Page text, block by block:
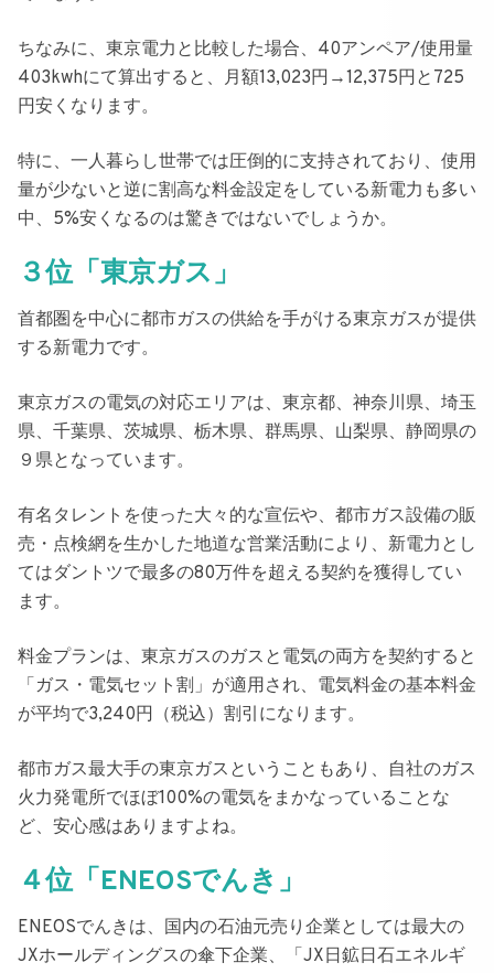
ちなみに、 東京電力と比較した場合、40アンペア/使用量
403kwhにて算出すると、月額13,023円→12,375円と725
円安くなります。
特に、一人暮らし世帯では圧倒的に支持されており、使用
量が少ないと逆に割高な料金設定をしている新電力も多い
中、5%安くなるのは驚きではないでしょうか。
３位「東京ガス」
首都圏を中心に都市ガスの供給を手がける東京ガスが提供
する新電力です。
東京ガスの電気の対応エリアは、東京都、神奈川県、埼玉
県、千葉県、茨城県、栃木県、群馬県、山梨県、静岡県の
９県となっています。
有名タレントを使った大々的な宣伝や、都市ガス設備の販
売・点検網を生かした地道な営業活動により、新電力とし
てはダントツで最多の80万件を超える契約を獲得してい
ます。
料金プランは、 東京ガスのガスと電気の両方を契約すると
「ガス・電気セット割」 が適用され、 電気料金の基本料金
が平均で3,240円（税込）割引になります。
都市ガス最大手の東京ガスということもあり、自社のガス
火力発電所でほぼ100%の電気をまかなっていることな
ど、安心感はありますよね。
４位「ENEOSでんき」
ENEOSでんき は、国内の石油元売り企業としては最大の
JXホールディングスの傘下企業、「JX日鉱日石エネルギ